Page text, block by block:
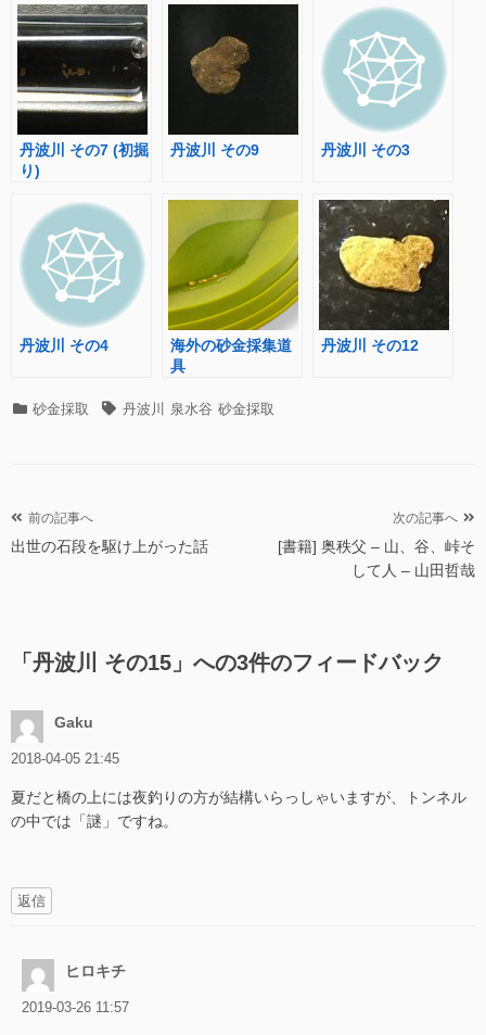
丹波川 その7 (初掘
り)
丹波川 その9 丹波川 その3
丹波川 その4
海外の砂金採集道
具
丹波川 その12
カ 砂金採取
タ 丹波川 泉水谷 砂金採取
投
稿
シ
ョ
ン
前の記事へ
出世の石段を駆け上がった話
次の記事へ
[書籍] 奥秩父 – 山、谷、峠そ
して人 – 山田哲哉
「 丹波川 その15 」への3件のフィードバック
Gaku
2018-04-05 21:45
夏だと橋の上には夜釣りの方が結構いらっしゃいますが、トンネル
の中では「謎」ですね。
返信
ヒロキチ
2019-03-26 11:57